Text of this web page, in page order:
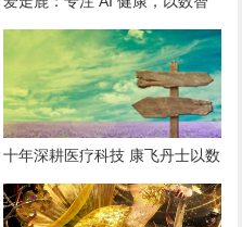
守护全民日常健康生活
十年深耕医疗科技 康飞丹士以数
字赋能重构医疗服务新生态